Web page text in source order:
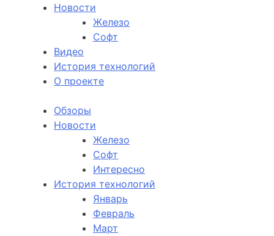
Новости
Железо
Софт
Видео
История технологий
О проекте
Обзоры
Новости
Железо
Софт
Интересно
История технологий
Январь
Февраль
Март